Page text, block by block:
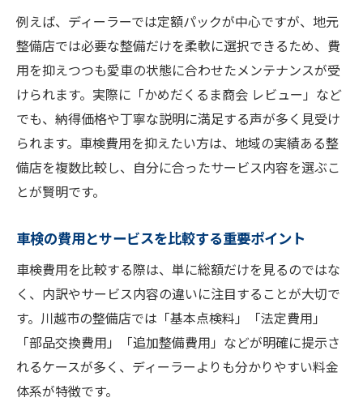
現
不要な追加費用を防ぐ車検店の選び方
無料見積もり活用で車検の不安を解消する
方法
明朗会計な車検サービスを見極めるポイン
ト
車検プラン比較で見つかる最適な整備内容
VW専用診断機が使える整備店で愛車を守る
VW専用診断機による車検で精度の高い点検
輸入車専用テスターを活用する車検のメリ
ット
VW対応整備店で車検時の不安を払拭する方
法
専用機器で愛車の車検品質を保つポイント
例えば、ディーラーでは定額パックが中心ですが、地元
整備店では必要な整備だけを柔軟に選択できるため、費
用を抑えつつも愛車の状態に合わせたメンテナンスが受
けられます。実際に「かめだくるま商会 レビュー」など
でも、納得価格や丁寧な説明に満足する声が多く見受け
られます。車検費用を抑えたい方は、地域の実績ある整
備店を複数比較し、自分に合ったサービス内容を選ぶこ
とが賢明です。
車検の費用とサービスを比較する重要ポイント
車検費用を比較する際は、単に総額だけを見るのではな
く、内訳やサービス内容の違いに注目することが大切で
す。川越市の整備店では「基本点検料」「法定費用」
「部品交換費用」「追加整備費用」などが明確に提示さ
れるケースが多く、ディーラーよりも分かりやすい料金
体系が特徴です。